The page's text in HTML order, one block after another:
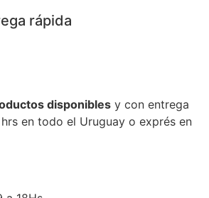
rápida
disponibles y con entrega
en todo el Uruguay o exprés en